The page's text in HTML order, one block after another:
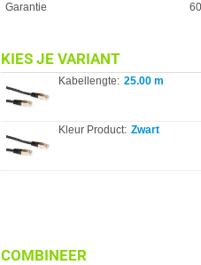
Garantie
KIES JE VARIANT
Kabellengte: 25.00 m
Kleur Product: Zwart
COMBINEER